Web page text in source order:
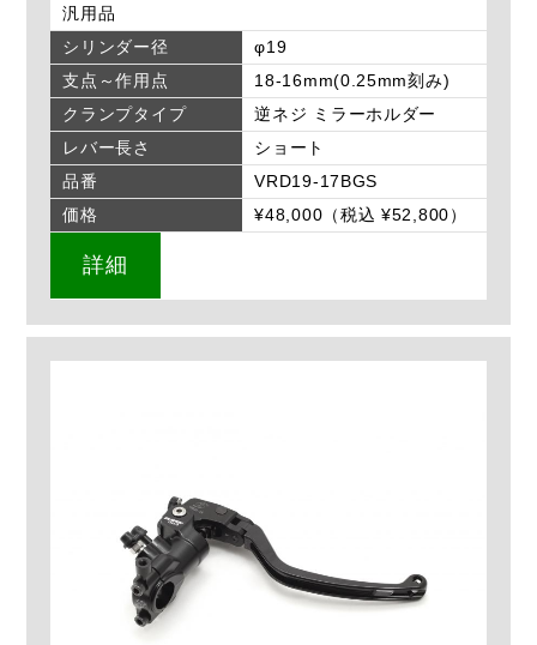
汎用品
シリンダー径
φ19
支点～作用点
18-16mm(0.25mm刻み)
クランプタイプ
逆ネジ ミラーホルダー
レバー長さ
ショート
品番
VRD19-17BGS
価格
¥48,000（税込 ¥52,800）
詳細